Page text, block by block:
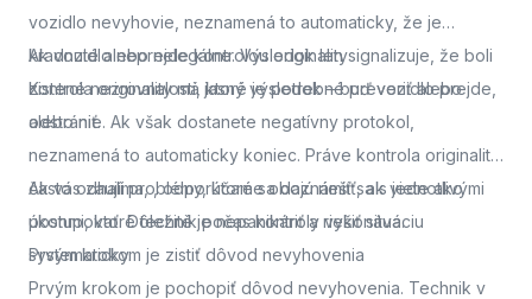
vozidlo nevyhovie, neznamená to automaticky, že je
kradnuté alebo nelegálne. Výsledok len signalizuje, že boli
zistené nezrovnalosti, ktoré je potrebné preveriť alebo
odstrániť.
Ak vozidlo neprejde kontrolou originality
Kontrola originality má jasný výsledok – buď vozidlo prejde,
alebo nie. Ak však dostanete negatívny protokol,
neznamená to automaticky koniec. Práve kontrola originality
často odhalí problémy, ktoré sa dajú riešiť, ak viete ako
postupovať. Dôležité je nepanikáriť a riešiť situáciu
systematicky.
Ak vás zaujíma,, odporúčame oboznámiť sa s jednotlivými
úkonmi, ktoré technik počas kontroly vykonáva.
Prvým krokom je zistiť dôvod nevyhovenia
Prvým krokom je pochopiť dôvod nevyhovenia. Technik v